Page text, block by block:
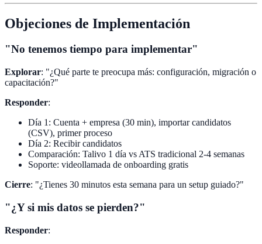
Objeciones de Implementación
"No tenemos tiempo para implementar"
Explorar: "¿Qué parte te preocupa más: configuración, migración o
capacitación?"
Responder:
Día 1: Cuenta + empresa (30 min), importar candidatos
(CSV), primer proceso
Día 2: Recibir candidatos
Comparación: Talivo 1 día vs ATS tradicional 2-4 semanas
Soporte: videollamada de onboarding gratis
Cierre: "¿Tienes 30 minutos esta semana para un setup guiado?"
"¿Y si mis datos se pierden?"
Responder: